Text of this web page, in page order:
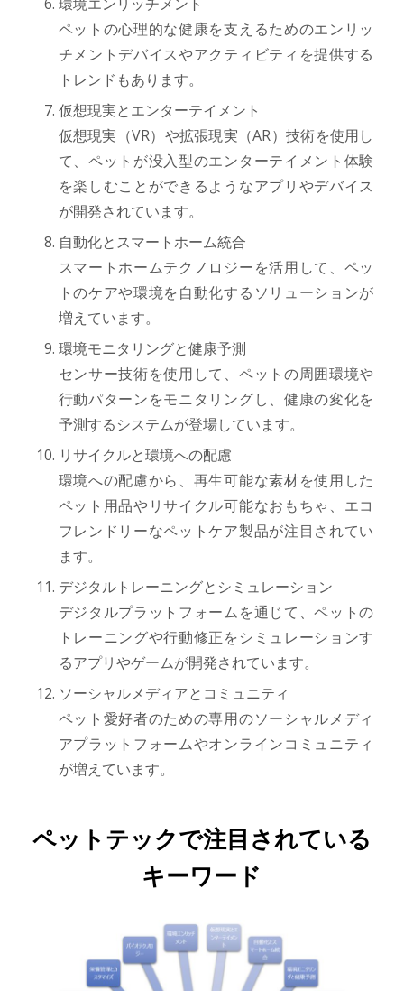
ペットの心理的な健康を支えるためのエンリッ
チメントデバイスやアクティビティを提供する
トレンドもあります。
仮想現実とエンターテイメント
仮想現実（VR）や拡張現実（AR）技術を使用し
て、ペットが没入型のエンターテイメント体験
を楽しむことができるようなアプリやデバイス
が開発されています。
自動化とスマートホーム統合
スマートホームテクノロジーを活用して、ペッ
トのケアや環境を自動化するソリューションが
増えています。
環境モニタリングと健康予測
センサー技術を使用して、ペットの周囲環境や
行動パターンをモニタリングし、健康の変化を
予測するシステムが登場しています。
リサイクルと環境への配慮
環境への配慮から、再生可能な素材を使用した
ペット用品やリサイクル可能なおもちゃ、エコ
フレンドリーなペットケア製品が注目されてい
ます。
デジタルトレーニングとシミュレーション
デジタルプラットフォームを通じて、ペットの
トレーニングや行動修正をシミュレーションす
るアプリやゲームが開発されています。
ソーシャルメディアとコミュニティ
ペット愛好者のための専用のソーシャルメディ
アプラットフォームやオンラインコミュニティ
が増えています。
ペットテックで注目されている
キーワード